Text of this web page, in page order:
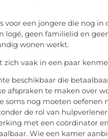
voor een jongere die nog
logé, geen familielid en
wonen werkt.
zich vaak in een paar
beschikbaar die
afspraken te maken over
soms nog moeten oefenen
de rol van
met een coördinator
Wie een kamer